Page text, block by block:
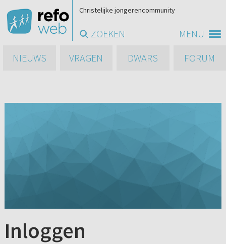
MENU
Christelijke jongerencommunity
ZOEKEN
NIEUWS
VRAGEN DWARS FORUM
Inloggen